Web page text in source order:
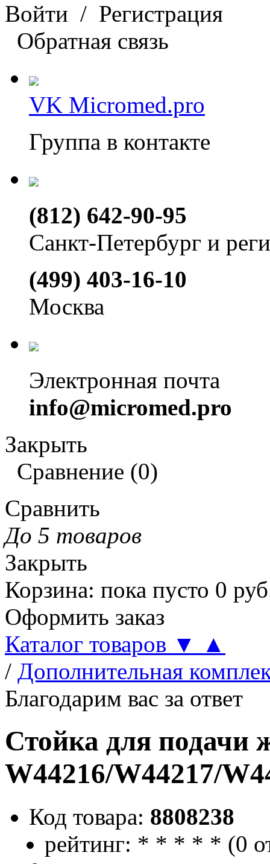
Войти / Регистрация
Обратная связь
VK Micromed.pro
Группа в контакте
(812) 642-90-95
Санкт-Петербург и
(499) 403-16-10
Москва
Электронная почта
info@micromed.pro
Закрыть
Сравнение (0)
Сравнить
До 5 товаров
Закрыть
Корзина: пока пусто 0
Оформить заказ
Каталог товаров ▼
▲
/ Дополнительная
Благодарим вас за ответ
Стойка для подачи
W44216/W44217/
Код товара: 8808238
рейтинг: * * * * * (0